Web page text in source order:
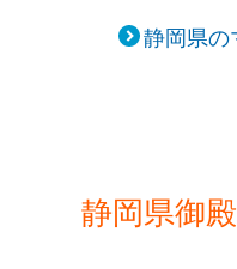
静岡県の
静岡県御